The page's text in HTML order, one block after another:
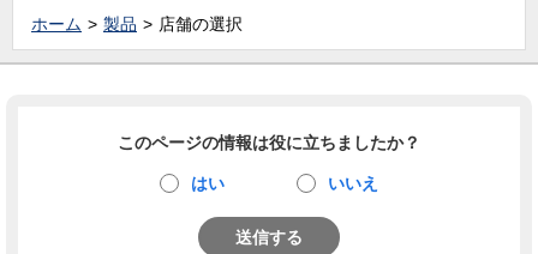
ホーム 製品 店舗の選択
このページの情報は役に立ちましたか？
はい いいえ
送信する